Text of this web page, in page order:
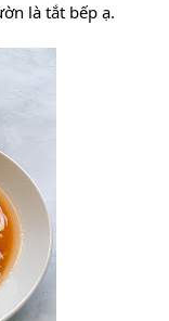
là tắt bếp ạ.